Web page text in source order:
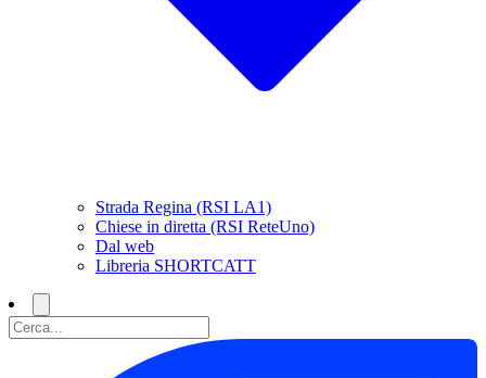
Strada Regina (RSI LA1)
Chiese in diretta (RSI ReteUno)
Dal web
Libreria SHORTCATT